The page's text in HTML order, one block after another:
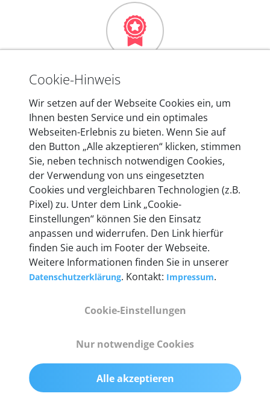
Mehr als 10 Jahre Erfahrung
In den Kfz-Diagnosegeräten von autoaid stecken
mehr als 10 Jahre Erfahrung, und auch in Zukunft
entwickeln wir unsere Produkte am Standort in
Berlin laufend weiter. Auf diese Qualität vertrauen
heute mehr als 60.000 Privatkunden und
Unternehmen.
Technische Details &
Lieferumfang
Abmessungen
Gewicht
200 g
Cookie-Hinweis
Wir setzen auf der Webseite Cookies ein, um
Ihnen besten Service und ein optimales
Webseiten-Erlebnis zu bieten. Wenn Sie auf
den Button „Alle akzeptieren“ klicken, stimmen
Sie, neben technisch notwendigen Cookies,
der Verwendung von uns eingesetzten
Cookies und vergleichbaren Technologien (z.B.
Pixel) zu. Unter dem Link „Cookie-
Einstellungen“ können Sie den Einsatz
anpassen und widerrufen. Den Link hierfür
finden Sie auch im Footer der Webseite.
Weitere Informationen finden Sie in unserer
Datenschutzerklärung. Kontakt: Impressum.
Cookie-Einstellungen
Nur notwendige Cookies
Alle akzeptieren